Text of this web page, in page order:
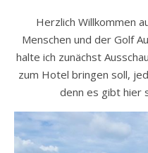
Herzlich Willkommen
Menschen und der Golf
halte ich zunächst
zum Hotel bringen soll,
denn es gibt hier